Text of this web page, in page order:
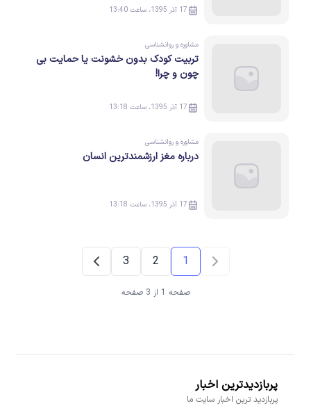
17 آذر 1395، ساعت 13:40
مشاوره و روانشناسی
تربیت کودک بدون خشونت یا حمایت بی
چون و چرا!
17 آذر 1395، ساعت 13:18
مشاوره و روانشناسی
درباره مغز ارزشمندترین انسان
17 آذر 1395، ساعت 13:18
1
2
3
صفحه 1 از 3 صفحه
پربازدیدترین اخبار
پربازدید ترین اخبار سایت ما